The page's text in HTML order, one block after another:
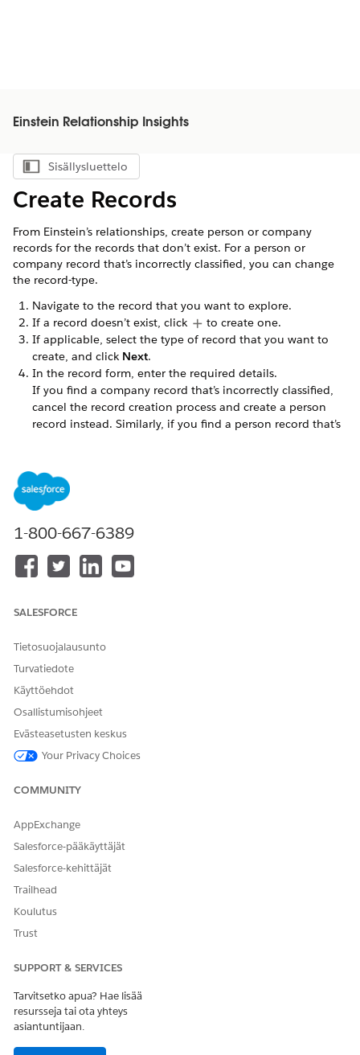
Einstein Relationship Insights
Näytä sisällysluettelo
Sisällysluettelo
Create Records
From Einstein’s relationships, create person or company
records for the records that don’t exist. For a person or
company record that’s incorrectly classified, you can change
the record-type.
Navigate to the record that you want to explore.
If a record doesn’t exist, click
to create one.
If applicable, select the type of record that you want to
create, and click Next.
In the record form, enter the required details.
If you find a company record that’s incorrectly classified,
cancel the record creation process and create a person
record instead. Similarly, if you find a person record that’s
Save your changes.
A record is created and Einstein explores relationships for the
1-800-667-6389
SALESFORCE
Tietosuojalausunto
Turvatiedote
Käyttöehdot
Osallistumisohjeet
Evästeasetusten keskus
Your Privacy Choices
COMMUNITY
AppExchange
Salesforce-pääkäyttäjät
Salesforce-kehittäjät
Trailhead
Koulutus
Trust
SUPPORT & SERVICES
Tarvitsetko apua? Hae lisää
resursseja tai ota yhteys
asiantuntijaan.